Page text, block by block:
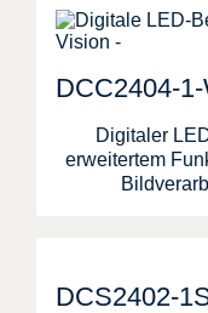
DCC2404-
Digitaler
erweitertem
DCS2402-